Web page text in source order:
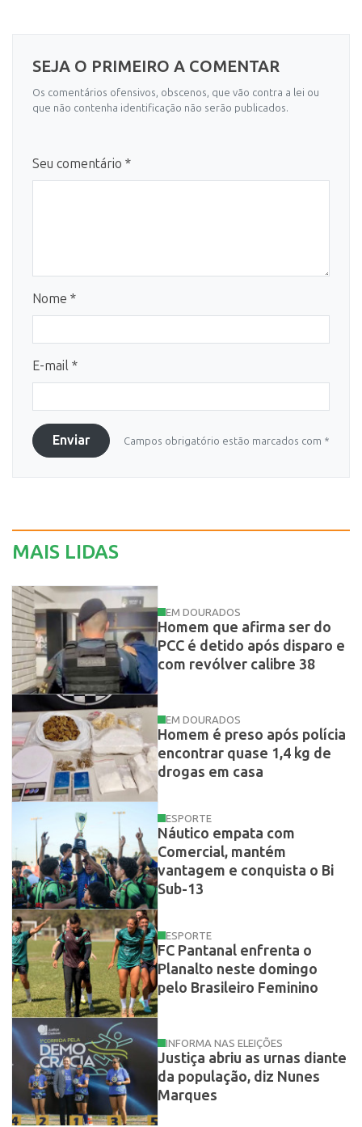
SEJA O PRIMEIRO A COMENTAR
Os comentários ofensivos, obscenos, que vão contra a lei ou
que não contenha identificação não serão publicados.
Seu comentário *
Nome *
E-mail *
Enviar Campos obrigatório estão marcados com *
MAIS LIDAS
EM DOURADOS
Homem que afirma ser do
PCC é detido após disparo e
com revólver calibre 38
EM DOURADOS
Homem é preso após polícia
encontrar quase 1,4 kg de
drogas em casa
ESPORTE
Náutico empata com
Comercial, mantém
vantagem e conquista o Bi
Sub-13
ESPORTE
FC Pantanal enfrenta o
Planalto neste domingo
pelo Brasileiro Feminino
INFORMA NAS ELEIÇÕES
Justiça abriu as urnas diante
da população, diz Nunes
Marques